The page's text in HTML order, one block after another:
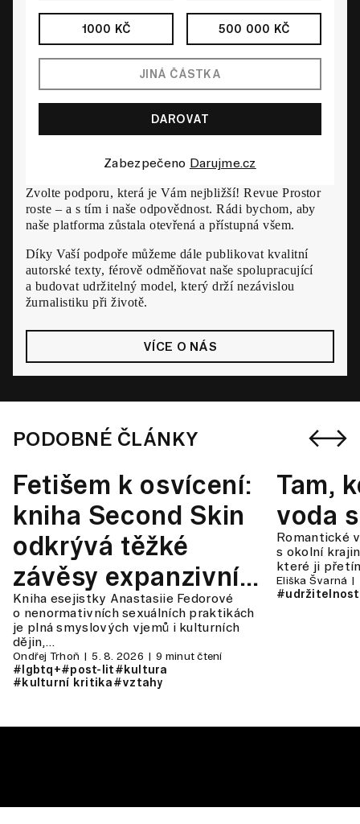
Zvolte podporu, která je Vám nejbližší! Revue Prostor
roste – a s tím i naše odpovědnost. Rádi bychom, aby
naše platforma zůstala otevřená a přístupná všem.
Díky Vaší podpoře můžeme dále publikovat kvalitní
autorské texty, férově odměňovat naše spolupracující
a budovat udržitelný model, který drží nezávislou
žurnalistiku při životě.
VÍCE O NÁS
1000 KČ 500 000 KČ
Zabezpečeno Darujme.cz
PODOBNÉ ČLÁNKY
Fetišem k osvícení:
kniha Second Skin
odkrývá těžké
závěsy expanzivní
sexuality
Kniha esejistky Anastasiie Fedorové
o nenormativních sexuálních praktikách
je plná smyslových vjemů i kulturních
dějin,…
Ondřej Trhoň 5. 8. 2026 9 minut čtení
#lgbtq+#post-lit#kultura
#kulturní kritika#vztahy
Tam,
voda
Romantické
s okolní
které ji
Eliška Švarná
#udržitelnost